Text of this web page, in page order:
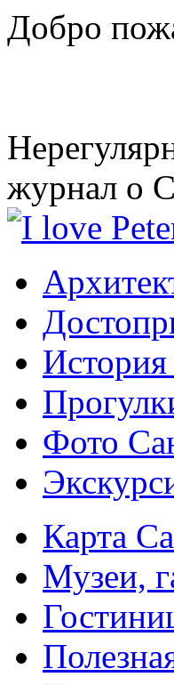
Добро
журнал о
Фото
Карта
Музеи,